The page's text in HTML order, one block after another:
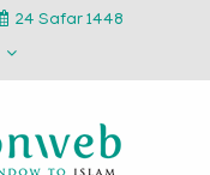
24 Safar 1448